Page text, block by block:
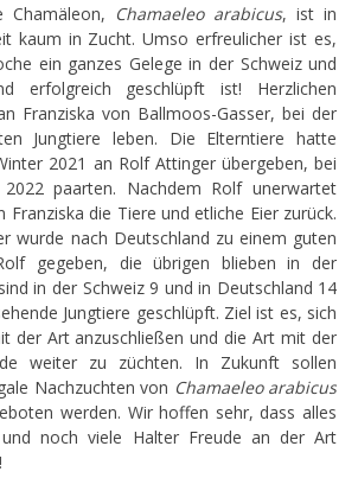
Chamäleon, Chamaeleo arabicus, ist in
kaum in Zucht. Umso erfreulicher ist es,
ein ganzes Gelege in der Schweiz und
erfolgreich geschlüpft ist! Herzlichen
Franziska von Ballmoos-Gasser, bei der
Jungtiere leben. Die Elterntiere hatte
2021 an Rolf Attinger übergeben, bei
paarten. Nachdem Rolf unerwartet
Franziska die Tiere und etliche Eier zurück.
wurde nach Deutschland zu einem guten
gegeben, die übrigen blieben in der
in der Schweiz 9 und in Deutschland 14
Jungtiere geschlüpft. Ziel ist es, sich
der Art anzuschließen und die Art mit der
weiter zu züchten. In Zukunft sollen
Nachzuchten von Chamaeleo arabicus
werden. Wir hoffen sehr, dass alles
noch viele Halter Freude an der Art